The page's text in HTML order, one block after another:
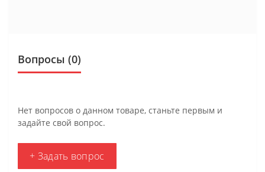
Вопросы (0)
Нет вопросов о данном товаре, станьте первым и
задайте свой вопрос.
+ Задать вопрос